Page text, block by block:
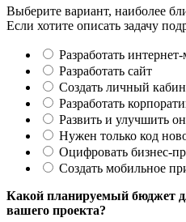
Выберите вариант, наиболее
Если хотите описать задачу
Разработать
Разработать сайт
Создать личный
Разработать
Развить и улучшить
Нужен только код
Оцифровать бизнес-
Создать мобильное
Какой планируемый бюджет
вашего проекта?